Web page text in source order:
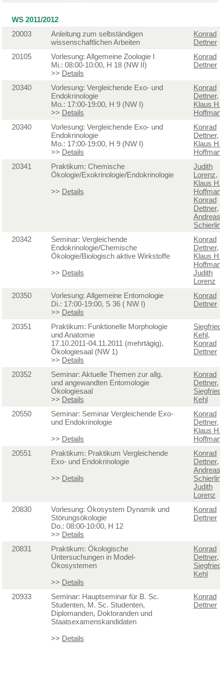
WS 2011/2012
20003
Anleitung zum selbständigen
wissenschaftlichen Arbeiten
Konrad
Dettner
20105
Vorlesung: Allgemeine Zoologie I
Mi.: 08:00-10:00, H 18 (NW II)
>> Details
Konrad
Dettner
20340
Vorlesung: Vergleichende Exo- und
Endokrinologie
Mo.: 17:00-19:00, H 9 (NW I)
>> Details
Konrad
Dettner,
Klaus
20340
Vorlesung: Vergleichende Exo- und
Endokrinologie
Mo.: 17:00-19:00, H 9 (NW I)
>> Details
Konrad
Dettner,
Klaus
20341
Praktikum: Chemische
Ökologie/Exokrinologie/Endokrinologie
>> Details
Judith
Lorenz,
Klaus
Konrad
Dettner,
Andreas
20342
Seminar: Vergleichende
Endokrinologie/Chemische
Ökologie/Biologisch aktive Wirkstoffe
>> Details
Konrad
Dettner,
Klaus
Judith
Lorenz
20350
Vorlesung: Allgemeine Entomologie
Di.: 17:00-19:00, S 36 ( NW I)
>> Details
Konrad
Dettner
20351
Praktikum: Funktionelle Morphologie
und Anatomie
17.10.2011-04.11.2011 (mehrtägig),
Ökologiesaal (NW 1)
>> Details
Kehl,
Konrad
Dettner
20352
Seminar: Aktuelle Themen zur allg.
und angewandten Entomologie
Ökologiesaal
>> Details
Konrad
Dettner,
Kehl
20550
Seminar: Seminar Vergleichende Exo-
und Endokrinologie
>> Details
Konrad
Dettner,
Klaus
20551
Praktikum: Praktikum Vergleichende
Exo- und Endokrinologie
>> Details
Konrad
Dettner,
Andreas
Judith
Lorenz
20830
Vorlesung: Ökosystem Dynamik und
Störungsökologie
Do.: 08:00-10:00, H 12
>> Details
Konrad
Dettner
20831
Praktikum: Ökologische
Untersuchungen in Model-
Ökosystemen
>> Details
Konrad
Dettner,
Kehl
20933
Seminar: Hauptseminar für B. Sc.
Studenten, M. Sc. Studenten,
Diplomanden, Doktoranden und
Staatsexamenskandidaten
>> Details
Konrad
Dettner